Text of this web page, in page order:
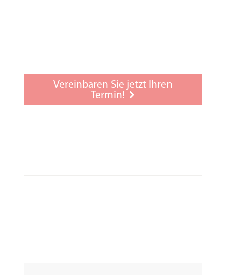
Null-Prozent-Finanzierung
Zubehörberatung
Gehörschutz
Vereinbaren Sie jetzt Ihren
Termin!